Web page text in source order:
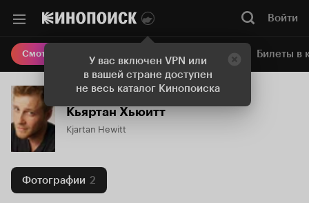
У вас включен VPN или
в вашей стране доступен
не весь каталог Кинопоиска
Войти
Смотреть кино Онлайн-кинотеатр Билеты в
Кьяртан Хьюитт
Kjartan Hewitt
Фотографии 2